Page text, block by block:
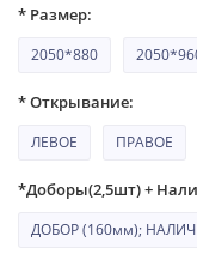
* Размер:
2050*880
* Открывание:
ЛЕВОЕ ПРАВОЕ
*Доборы(2,5шт) +
ДОБОР (160мм);